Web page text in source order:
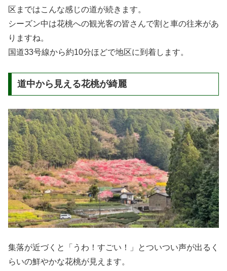
区まではこんな感じの道が続きます。
シーズン中は花桃への観光客の皆さんで割と車の往来があ
りますね。
国道33号線から約10分ほどで地区に到着します。
道中から見える花桃が綺麗
集落が近づくと「うわ！すごい！」とついつい声が出るく
らいの鮮やかな花桃が見えます。